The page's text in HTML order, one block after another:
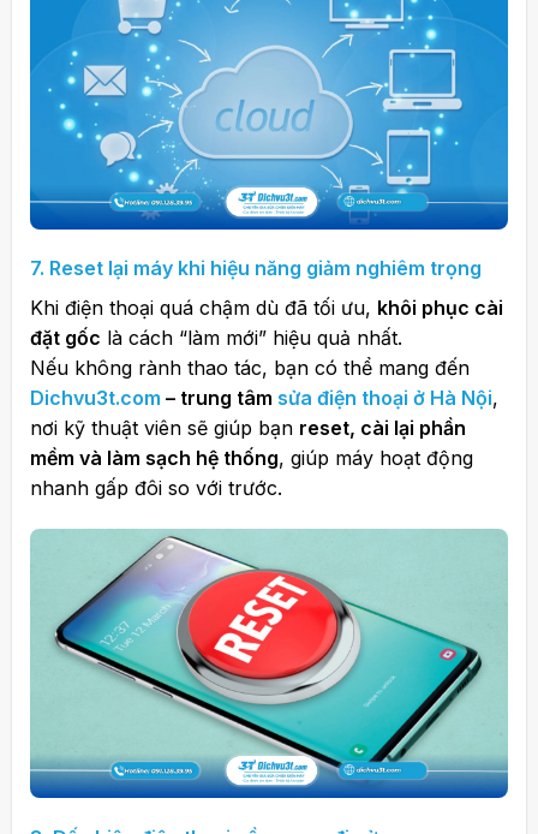
7. Reset lại máy khi hiệu năng giảm nghiêm trọng
Khi điện thoại quá chậm dù đã tối ưu, khôi phục cài
đặt gốc là cách “làm mới” hiệu quả nhất.
Nếu không rành thao tác, bạn có thể mang đến
Dichvu3t.com – trung tâm sửa điện thoại ở Hà Nội,
nơi kỹ thuật viên sẽ giúp bạn reset, cài lại phần
mềm và làm sạch hệ thống, giúp máy hoạt động
nhanh gấp đôi so với trước.